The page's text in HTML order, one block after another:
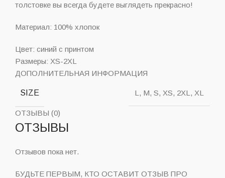
толстовке вы всегда будете выглядеть прекрасно!
Материал: 100% хлопок
Цвет: синий с принтом
Размеры: XS-2XL
ДОПОЛНИТЕЛЬНАЯ ИНФОРМАЦИЯ
SIZE L, M, S, XS, 2XL, XL
ОТЗЫВЫ (0)
ОТЗЫВЫ
Отзывов пока нет.
БУДЬТЕ ПЕРВЫМ, КТО ОСТАВИТ ОТЗЫВ ПРО